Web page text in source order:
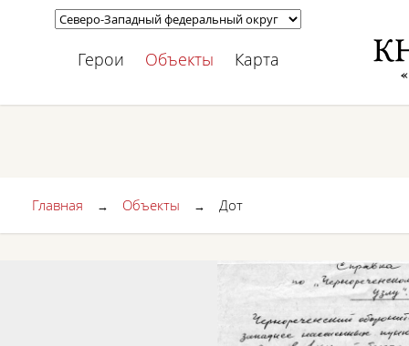
Герои Объекты Карта
Главная → Объекты → Дот